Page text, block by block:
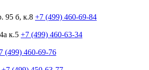
95 б, к.8 +7 (499) 460-69-84
к.5 +7 (499) 460-63-34
(499) 460-69-76